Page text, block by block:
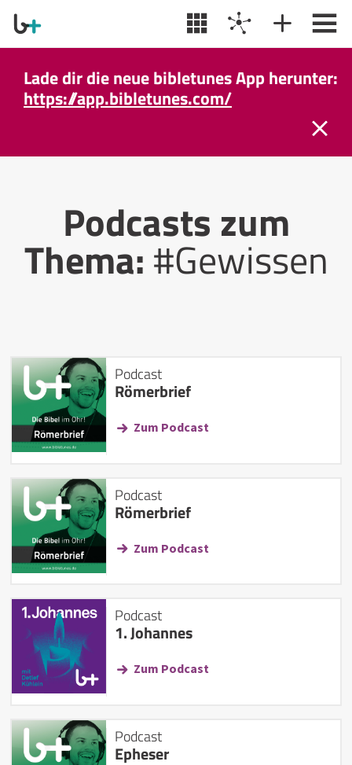
Lade dir die neue bibletunes App herunter:
https://app.bibletunes.com/
Podcasts zum
Thema:#Gewissen
Podcast
Römerbrief
Zum Podcast
Podcast
Römerbrief
Zum Podcast
Podcast
1. Johannes
Zum Podcast
Podcast
Epheser